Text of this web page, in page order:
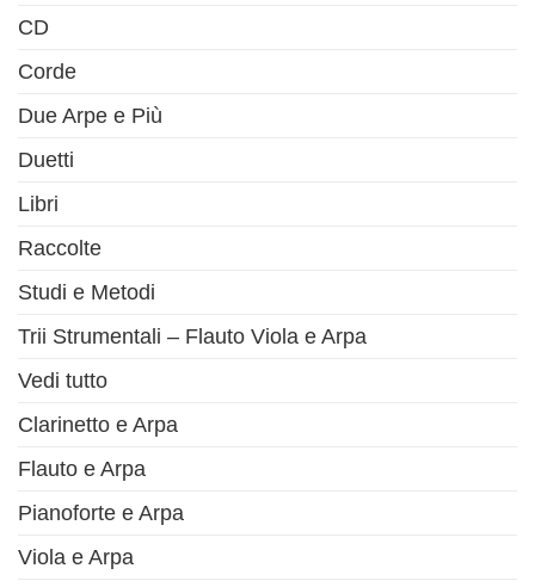
CD
Corde
Due Arpe e Più
Duetti
Libri
Raccolte
Studi e Metodi
Trii Strumentali – Flauto Viola e Arpa
Vedi tutto
Clarinetto e Arpa
Flauto e Arpa
Pianoforte e Arpa
Viola e Arpa